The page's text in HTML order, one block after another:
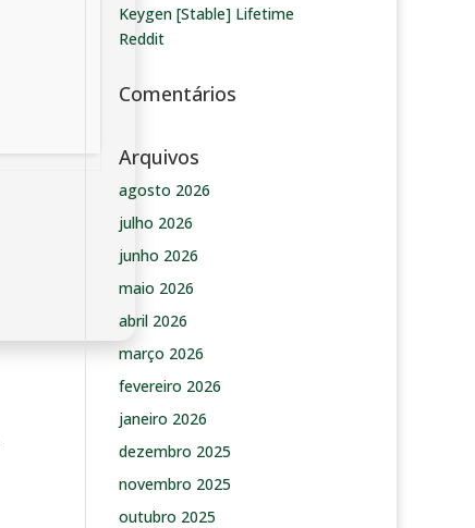
Keygen [Stable] Lifetime
Reddit
Comentários
Arquivos
agosto 2026
julho 2026
junho 2026
maio 2026
abril 2026
março 2026
fevereiro 2026
janeiro 2026
dezembro 2025
novembro 2025
outubro 2025